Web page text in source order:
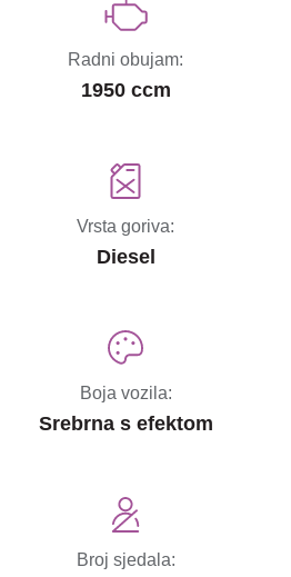
Radni obujam:
1950 ccm
Vrsta goriva:
Diesel
Boja vozila:
Srebrna s efektom
Broj sjedala: